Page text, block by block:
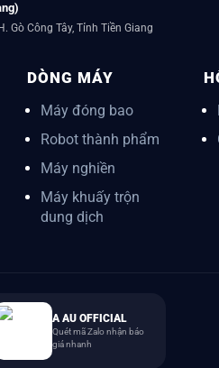
Gò Công Tây, Tỉnh Tiền Giang
DÒNG MÁY
Máy đóng bao
Robot thành phẩm
Máy nghiền
Máy khuấy trộn
dung dịch
A AU OFFICIAL
Quét mã Zalo nhận báo
giá nhanh